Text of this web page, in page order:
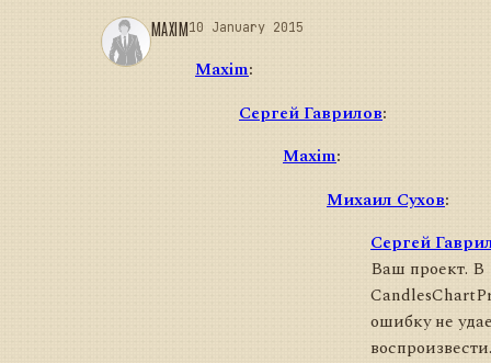
MAXIM10 January 2015
Maxim:
Сергей Гаврилов:
Maxim:
Михаил Сухов:
Сергей
Ваш проект. В
ошибку не
воспроизвести.